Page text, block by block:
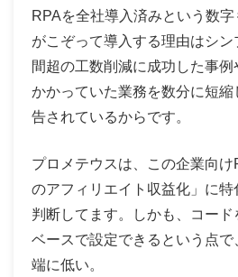
RPAを全社導入済みという数
がこぞって導入する理由はシ
間超の工数削減に成功した事
かかっていた業務を数分に短縮
告されているからです。
プロメテウスは、この企業向け
のアフィリエイト収益化」に
判断してます。しかも、コー
ベースで設定できるという点
端に低い。